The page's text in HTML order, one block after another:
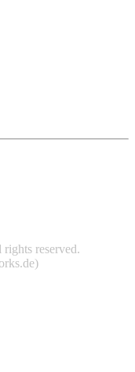
reserved.